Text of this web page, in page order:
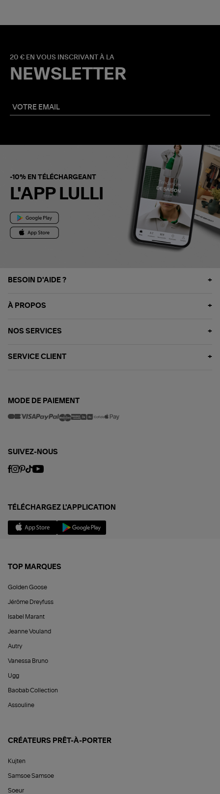
20 € EN VOUS INSCRIVANT À LA
NEWSLETTER
-10% EN TÉLÉCHARGEANT
L'APP LULLI
BESOIN D'AIDE ?
À PROPOS
NOS SERVICES
SERVICE CLIENT
MODE DE PAIEMENT
SUIVEZ-NOUS
TÉLÉCHARGEZ L'APPLICATION
TOP MARQUES
Golden Goose
Jérôme Dreyfuss
Isabel Marant
Jeanne Vouland
Autry
Vanessa Bruno
Ugg
Baobab Collection
Assouline
CRÉATEURS PRÊT-À-PORTER
Kujten
Samsoe Samsoe
Soeur